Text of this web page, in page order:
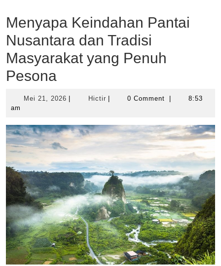
Menyapa Keindahan Pantai
Nusantara dan Tradisi
Masyarakat yang Penuh
Pesona
Mei 21, 2026 Mei
HictirHictir 0 Comment
8:53
am